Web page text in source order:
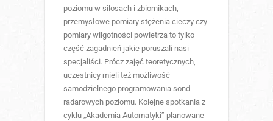
poziomu w silosach i zbiornikach,
przemysłowe pomiary stężenia cieczy czy
pomiary wilgotności powietrza to tylko
część zagadnień jakie poruszali nasi
specjaliści. Prócz zajęć teoretycznych,
uczestnicy mieli też możliwość
samodzielnego programowania sond
radarowych poziomu. Kolejne spotkania z
cyklu „Akademia Automatyki” planowane